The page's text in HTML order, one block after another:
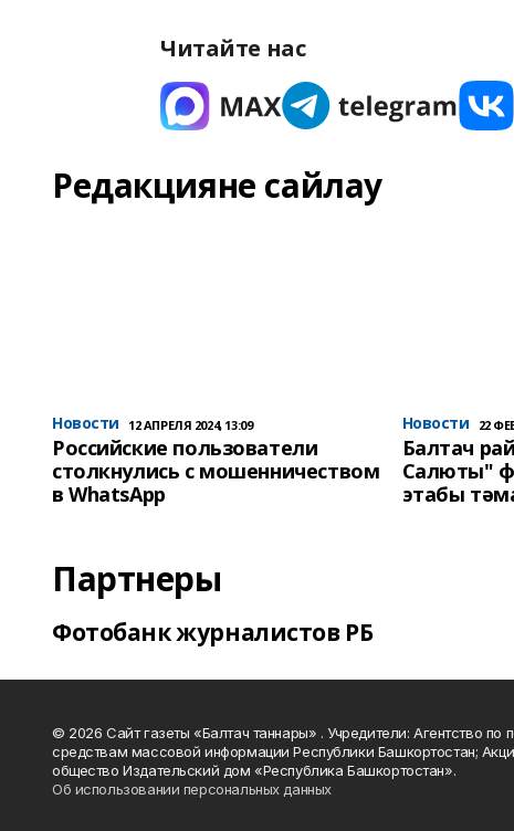
Читайте нас
Редакцияне сайлау
Новости 12 АПРЕЛЯ 2024, 13:09
Российские пользователи
столкнулись с мошенничеством
в WhatsApp
Новости 22
Балтач
Салюты"
этабы
Партнеры
Фотобанк журналистов РБ
© 2026 Сайт газеты «Балтач таннары» . Учредители: Агентство по
средствам массовой информации Республики Башкортостан;
общество Издательский дом «Республика Башкортостан».
Об использовании персональных данных